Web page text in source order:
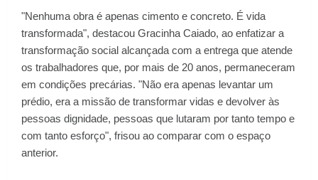
"Nenhuma obra é apenas cimento e concreto. É vida
transformada", destacou Gracinha Caiado, ao enfatizar a
transformação social alcançada com a entrega que atende
os trabalhadores que, por mais de 20 anos, permaneceram
em condições precárias. "Não era apenas levantar um
prédio, era a missão de transformar vidas e devolver às
pessoas dignidade, pessoas que lutaram por tanto tempo e
com tanto esforço", frisou ao comparar com o espaço
anterior.